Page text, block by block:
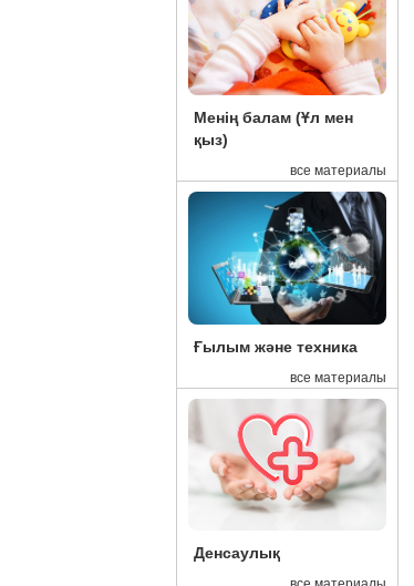
Менің балам (Ұл мен
қыз)
все материалы
Ғылым және техника
все материалы
Денсаулық